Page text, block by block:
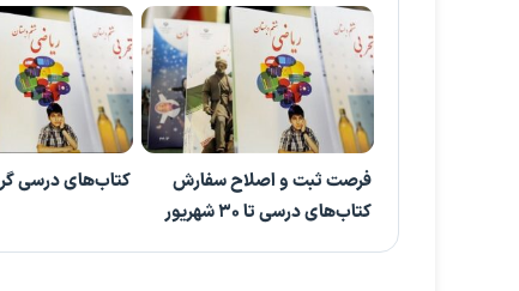
فرصت ثبت‌ و اصلاح سفارش
کتاب‌های درسی تا ۳۰ شهریور
کتاب‌های درسی